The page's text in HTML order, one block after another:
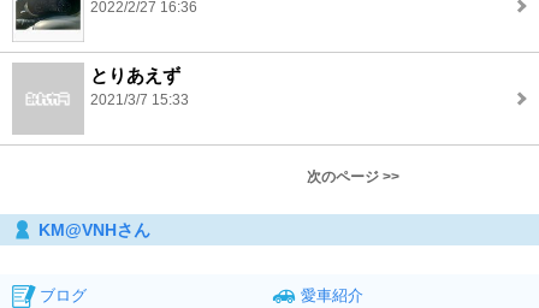
2022/2/27 16:36
とりあえず
2021/3/7 15:33
次のページ >>
KM@VNHさん
ブログ
愛車紹介